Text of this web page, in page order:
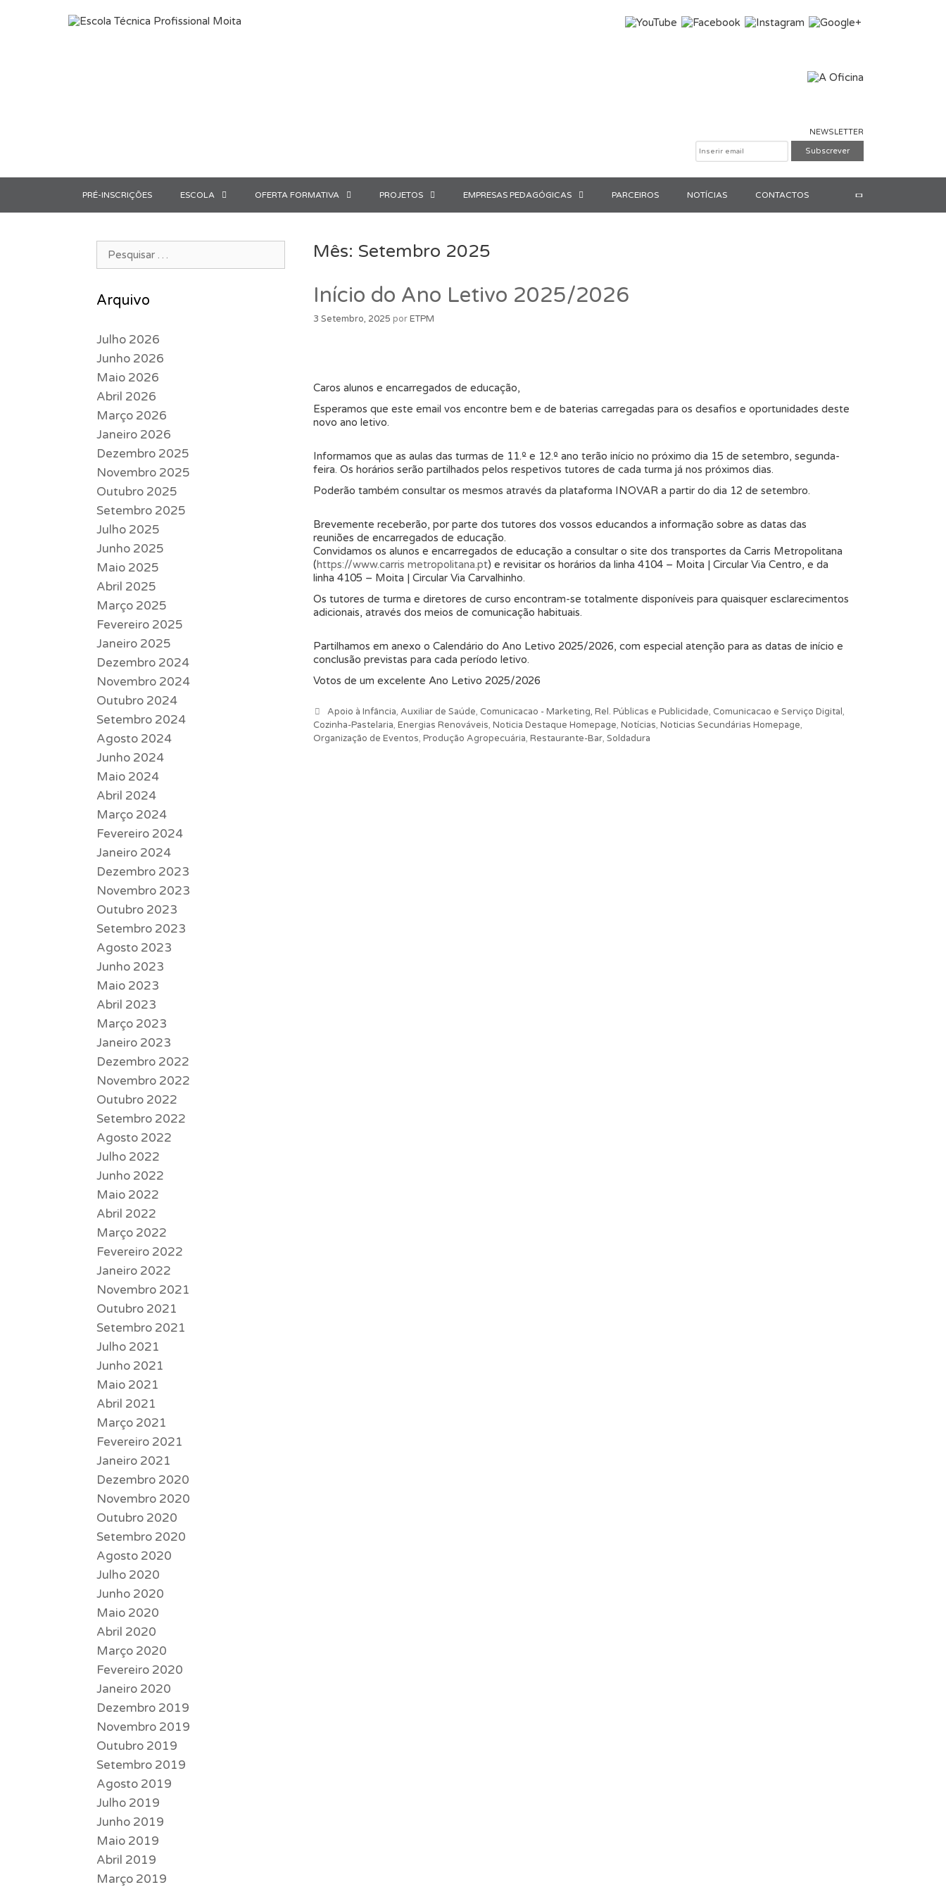
NEWSLETTER
PRÉ-INSCRIÇÕES ESCOLA OFERTA FORMATIVA PROJETOS EMPRESAS PEDAGÓGICAS PARCEIROS NOTÍCIAS CONTACTOS Pesquisar
Mês: Setembro 2025
Início do Ano Letivo 2025/2026
3 Setembro, 2025 porETPM
Caros alunos e encarregados de educação,
Esperamos que este email vos encontre bem e de baterias carregadas para os desafios e oportunidades deste
novo ano letivo.
Informamos que as aulas das turmas de 11.º e 12.º ano terão início no próximo dia 15 de setembro, segunda-
feira. Os horários serão partilhados pelos respetivos tutores de cada turma já nos próximos dias.
Poderão também consultar os mesmos através da plataforma INOVAR a partir do dia 12 de setembro.
Brevemente receberão, por parte dos tutores dos vossos educandos a informação sobre as datas das
reuniões de encarregados de educação.
Convidamos os alunos e encarregados de educação a consultar o site dos transportes da Carris Metropolitana
(https://www.carris metropolitana.pt) e revisitar os horários da linha 4104 – Moita | Circular Via Centro, e da
linha 4105 – Moita | Circular Via Carvalhinho.
Os tutores de turma e diretores de curso encontram-se totalmente disponíveis para quaisquer esclarecimentos
adicionais, através dos meios de comunicação habituais.
Partilhamos em anexo o Calendário do Ano Letivo 2025/2026, com especial atenção para as datas de início e
conclusão previstas para cada período letivo.
Votos de um excelente Ano Letivo 2025/2026
Categorias
Apoio à Infância,Auxiliar de Saúde, Comunicacao - Marketing, Rel. Públicas e Publicidade, Comunicacao e Serviço Digital,
Cozinha-Pastelaria, Energias Renováveis, Noticia Destaque Homepage, Notícias, Noticias Secundárias Homepage,
Organização de Eventos, Produção Agropecuária, Restaurante-Bar, Soldadura
Pesquisar por:
Arquivo
Julho 2026
Junho 2026
Maio 2026
Abril 2026
Março 2026
Janeiro 2026
Dezembro 2025
Novembro 2025
Outubro 2025
Setembro 2025
Julho 2025
Junho 2025
Maio 2025
Abril 2025
Março 2025
Fevereiro 2025
Janeiro 2025
Dezembro 2024
Novembro 2024
Outubro 2024
Setembro 2024
Agosto 2024
Junho 2024
Maio 2024
Abril 2024
Março 2024
Fevereiro 2024
Janeiro 2024
Dezembro 2023
Novembro 2023
Outubro 2023
Setembro 2023
Agosto 2023
Junho 2023
Maio 2023
Abril 2023
Março 2023
Janeiro 2023
Dezembro 2022
Novembro 2022
Outubro 2022
Setembro 2022
Agosto 2022
Julho 2022
Junho 2022
Maio 2022
Abril 2022
Março 2022
Fevereiro 2022
Janeiro 2022
Novembro 2021
Outubro 2021
Setembro 2021
Julho 2021
Junho 2021
Maio 2021
Abril 2021
Março 2021
Fevereiro 2021
Janeiro 2021
Dezembro 2020
Novembro 2020
Outubro 2020
Setembro 2020
Agosto 2020
Julho 2020
Junho 2020
Maio 2020
Abril 2020
Março 2020
Fevereiro 2020
Janeiro 2020
Dezembro 2019
Novembro 2019
Outubro 2019
Setembro 2019
Agosto 2019
Julho 2019
Junho 2019
Maio 2019
Abril 2019
Março 2019